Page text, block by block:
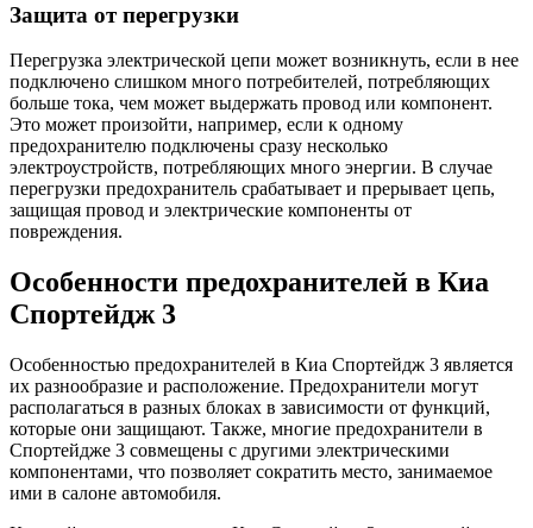
Защита от перегрузки
Перегрузка электрической цепи может возникнуть, если в нее
подключено слишком много потребителей, потребляющих
больше тока, чем может выдержать провод или компонент.
Это может произойти, например, если к одному
предохранителю подключены сразу несколько
электроустройств, потребляющих много энергии. В случае
перегрузки предохранитель срабатывает и прерывает цепь,
защищая провод и электрические компоненты от
повреждения.
Особенности предохранителей в Киа
Спортейдж 3
Особенностью предохранителей в Киа Спортейдж 3 является
их разнообразие и расположение. Предохранители могут
располагаться в разных блоках в зависимости от функций,
которые они защищают. Также, многие предохранители в
Спортейдже 3 совмещены с другими электрическими
компонентами, что позволяет сократить место, занимаемое
ими в салоне автомобиля.